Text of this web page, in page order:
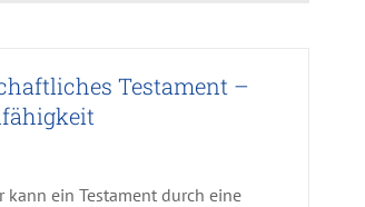
Testament –
kann ein Testament durch eine